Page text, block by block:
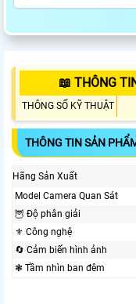
📖 THÔNG
THÔNG SỐ KỸ THUẬT
THÔNG TIN SẢN
Hãng Sản Xuất
Model Camera Quan Sát
🦉 Độ phân giải
⚜️ Công nghệ
🔄 Cảm biến hình ảnh
❃ Tầm nhìn ban đêm